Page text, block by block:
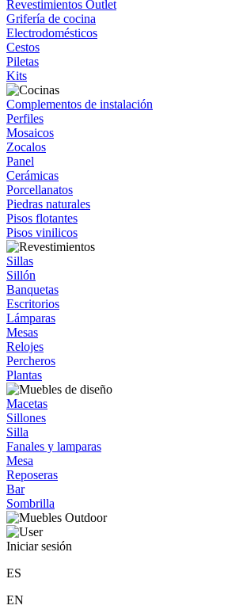
Revestimientos Outlet
Grifería de cocina
Electrodomésticos
Cestos
Piletas
Kits
Complementos de instalación
Perfiles
Mosaicos
Zocalos
Panel
Cerámicas
Porcellanatos
Piedras naturales
Pisos flotantes
Pisos vinilicos
Sillas
Sillón
Banquetas
Escritorios
Lámparas
Mesas
Relojes
Percheros
Plantas
Macetas
Sillones
Silla
Fanales y lamparas
Mesa
Reposeras
Bar
Sombrilla
Iniciar sesión
ES
EN